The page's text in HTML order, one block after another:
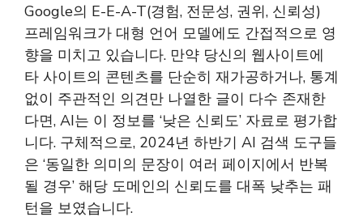
Google의 E-E-A-T(경험, 전문성, 권위, 신뢰성)
프레임워크가 대형 언어 모델에도 간접적으로 영
향을 미치고 있습니다. 만약 당신의 웹사이트에
타 사이트의 콘텐츠를 단순히 재가공하거나, 통계
없이 주관적인 의견만 나열한 글이 다수 존재한
다면, AI는 이 정보를 ‘낮은 신뢰도’ 자료로 평가합
니다. 구체적으로, 2024년 하반기 AI 검색 도구들
은 ‘동일한 의미의 문장이 여러 페이지에서 반복
될 경우’ 해당 도메인의 신뢰도를 대폭 낮추는 패
턴을 보였습니다.